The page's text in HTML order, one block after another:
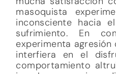
masoquista
inconsciente hacia
sufrimiento. En
experimenta
interfiera en el
comportamiento